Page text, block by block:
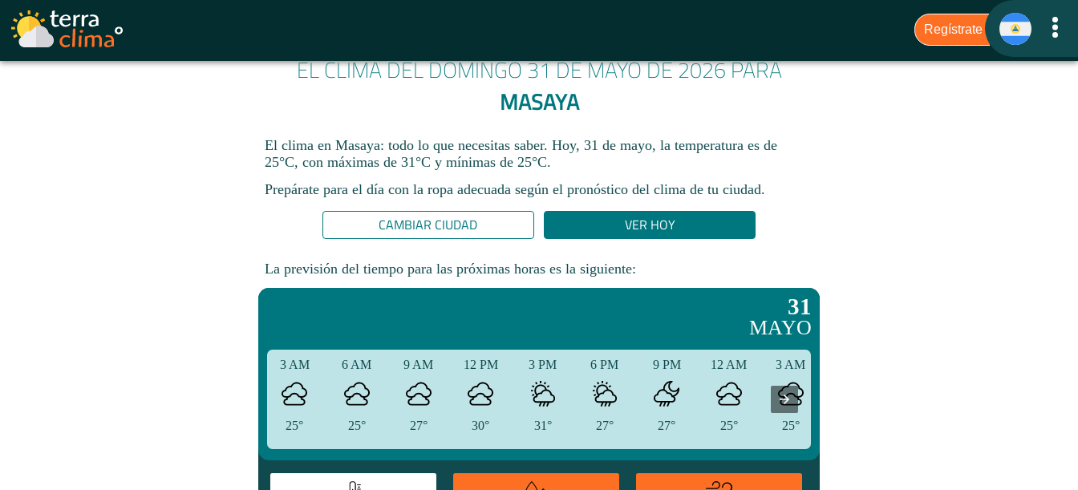
EL CLIMA DEL DOMINGO 31 DE MAYO DE 2026 PARA
MASAYA
El clima en Masaya: todo lo que necesitas saber. Hoy, 31 de mayo, la temperatura es de
25°C, con máximas de 31°C y mínimas de 25°C.
Prepárate para el día con la ropa adecuada según el pronóstico del clima de tu ciudad.​
CAMBIAR CIUDAD VER HOY
La previsión del tiempo para las próximas horas es la siguiente:
31
MAYO
3 AM
25°
6 AM
25°
9 AM
27°
12 PM
30°
3 PM
31°
6 PM
27°
9 PM
27°
12 AM
25°
3 AM
25°